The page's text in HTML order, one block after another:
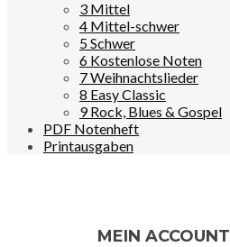
3 Mittel
4 Mittel-schwer
5 Schwer
6 Kostenlose Noten
7 Weihnachtslieder
8 Easy Classic
9 Rock, Blues & Gospel
PDF Notenheft
Printausgaben
MEIN ACCOUNT